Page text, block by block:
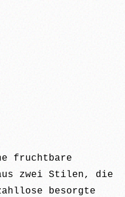
fruchtbare
zwei Stilen, die
besorgte